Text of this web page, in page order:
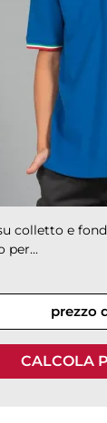
colletto e
per...
prezzo
CALCOLA